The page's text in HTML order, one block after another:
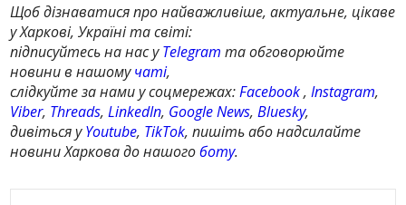
Щоб дізнаватися про найважливіше, актуальне, цікаве
у Харкові, Україні та світі:
підписуйтесь на нас уTelegram та обговорюйте
новини в нашомучаті,
слідкуйте за нами у соцмережах:Facebook,Instagram,
Viber, Threads,LinkedIn, Google News,Bluesky,
дивіться уYoutube, TikTok, пишіть або надсилайте
новини Харкова до нашогоботу.